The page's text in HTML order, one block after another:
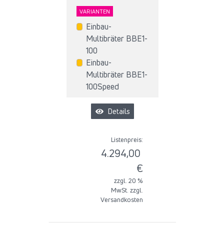
VARIANTEN
Einbau-
Multibräter BBE1-
100
Einbau-
Multibräter BBE1-
100Speed
Details
Listenpreis:
4.294,00
€
zzgl. 20 %
MwSt. zzgl.
Versandkosten